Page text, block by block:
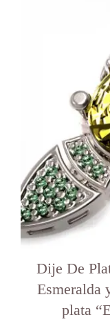
Dije De
Esmeralda
plata